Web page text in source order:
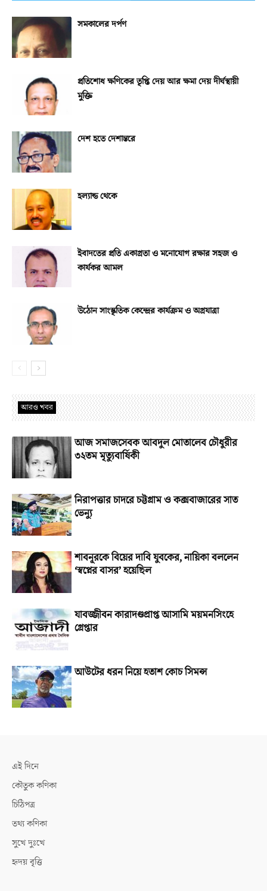
সমকালের দর্পণ
প্রতিশোধ ক্ষণিকের তৃপ্তি দেয় আর ক্ষমা দেয় দীর্ঘস্থায়ী
মুক্তি
দেশ হতে দেশান্তরে
হল্যান্ড থেকে
ইবাদতের প্রতি একাগ্রতা ও মনোযোগ রক্ষার সহজ ও
কার্যকর আমল
উঠোন সাংস্কৃতিক কেন্দ্রের কার্যক্রম ও অগ্রযাত্রা
আরও খবর
আজ সমাজসেবক আবদুল মোতালেব চৌধুরীর
৩২তম মৃত্যুবার্ষিকী
নিরাপত্তার চাদরে চট্টগ্রাম ও কক্সবাজারের সাত
ভেন্যু
শাবনূরকে বিয়ের দাবি যুবকের, নায়িকা বললেন
‘স্বপ্নের বাসর’ হয়েছিল
যাবজ্জীবন কারাদণ্ডপ্রাপ্ত আসামি ময়মনসিংহে
গ্রেপ্তার
আউটের ধরন নিয়ে হতাশ কোচ সিমন্স
এই দিনে
কৌতুক কণিকা
চিঠিপত্র
তথ্য কণিকা
সুখে দুঃখে
হৃদয় বৃত্তি